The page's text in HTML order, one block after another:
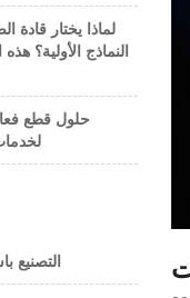
لماذا يختار قادة
النماذج الأولية؟
حلول قطع
التصنيع